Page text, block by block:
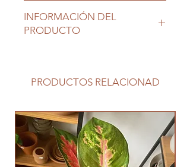
requieren nuestro cuidado, una vez
en su nuevo hogar no tienen
INFORMACIÓN DEL
PRODUCTO
PRODUCTOS RELACIONAD